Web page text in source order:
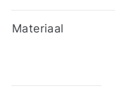
Materiaal